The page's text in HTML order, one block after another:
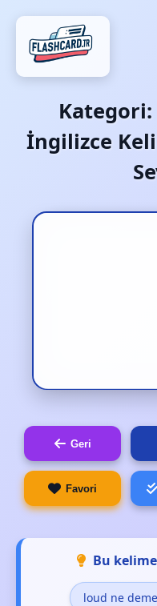
Kategori:
İngilizce
Geri
Favori
Bu
loud ne